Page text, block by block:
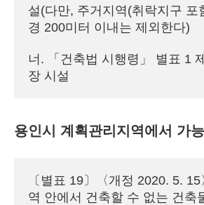
설(다만, 주거지역(취락지구 포
경 200미터 이내는 제외한다)
너. 「건축법 시행령」 별표 1
장 시설
용인시 계획관리지역에서 가
〔별표 19〕〈개정 2020. 5. 15
역 안에서 건축할 수 없는 건축